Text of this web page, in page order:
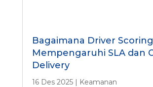
Bagaimana Driver Scoring
Mempengaruhi SLA dan
Delivery
16 Des 2025| Keamanan